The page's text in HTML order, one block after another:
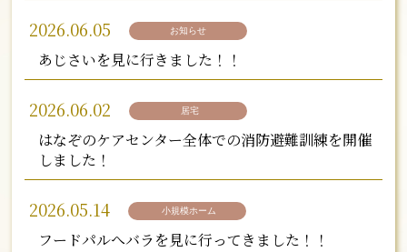
2026.06.05 お知らせ
あじさいを見に行きました！！
2026.06.02 居宅
はなぞのケアセンター全体での消防避難訓練を開催
しました！
2026.05.14 小規模ホーム
フードパルへバラを見に行ってきました！！